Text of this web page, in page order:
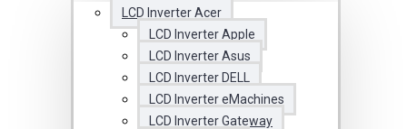
LCD Inverter Acer
LCD Inverter Apple
LCD Inverter Asus
LCD Inverter DELL
LCD Inverter eMachines
LCD Inverter Gateway